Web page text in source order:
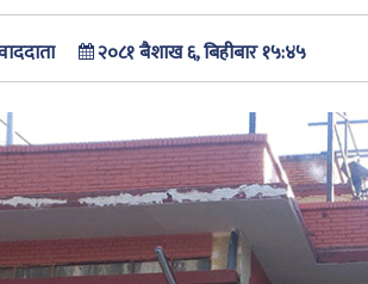
२०८१ बैशाख ६, बिहीबार १५:४५